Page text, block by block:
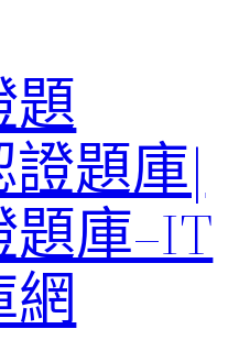
題
題庫|
庫–IT
網